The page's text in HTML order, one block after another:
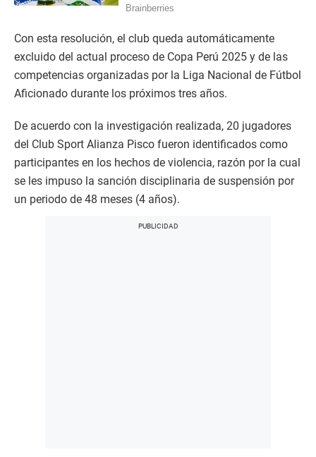
Con esta resolución, el club queda automáticamente
excluido del actual proceso de Copa Perú 2025 y de las
competencias organizadas por la Liga Nacional de Fútbol
Aficionado durante los próximos tres años.
De acuerdo con la investigación realizada, 20 jugadores
del Club Sport Alianza Pisco fueron identificados como
participantes en los hechos de violencia, razón por la cual
se les impuso la sanción disciplinaria de suspensión por
un periodo de 48 meses (4 años).